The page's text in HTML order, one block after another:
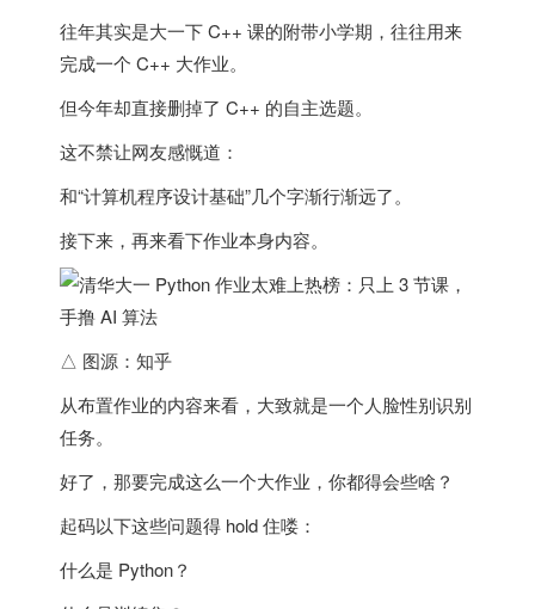
往年其实是大一下 C++ 课的附带小学期，往往用来
完成一个 C++ 大作业。
但今年却直接删掉了 C++ 的自主选题。
这不禁让网友感慨道：
和“计算机程序设计基础”几个字渐行渐远了。
接下来，再来看下作业本身内容。
△ 图源：知乎
从布置作业的内容来看，大致就是一个人脸性别识别
任务。
好了，那要完成这么一个大作业，你都得会些啥？
起码以下这些问题得 hold 住喽：
什么是 Python？